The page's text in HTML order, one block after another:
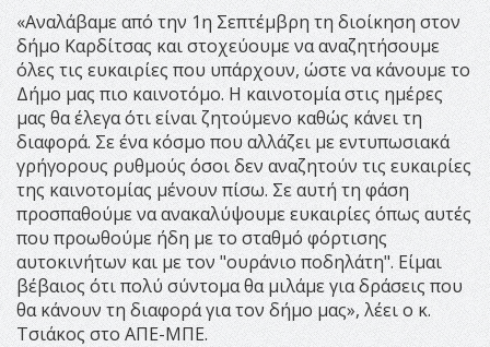
«Αναλάβαμε από την 1η Σεπτέμβρη τη διοίκηση στον
δήμο Καρδίτσας και στοχεύουμε να αναζητήσουμε
όλες τις ευκαιρίες που υπάρχουν, ώστε να κάνουμε το
Δήμο μας πιο καινοτόμο. Η καινοτομία στις ημέρες
μας θα έλεγα ότι είναι ζητούμενο καθώς κάνει τη
διαφορά. Σε ένα κόσμο που αλλάζει με εντυπωσιακά
γρήγορους ρυθμούς όσοι δεν αναζητούν τις ευκαιρίες
της καινοτομίας μένουν πίσω. Σε αυτή τη φάση
προσπαθούμε να ανακαλύψουμε ευκαιρίες όπως αυτές
που προωθούμε ήδη με το σταθμό φόρτισης
αυτοκινήτων και με τον "ουράνιο ποδηλάτη". Είμαι
βέβαιος ότι πολύ σύντομα θα μιλάμε για δράσεις που
θα κάνουν τη διαφορά για τον δήμο μας», λέει ο κ.
Τσιάκος στο ΑΠΕ-ΜΠΕ.